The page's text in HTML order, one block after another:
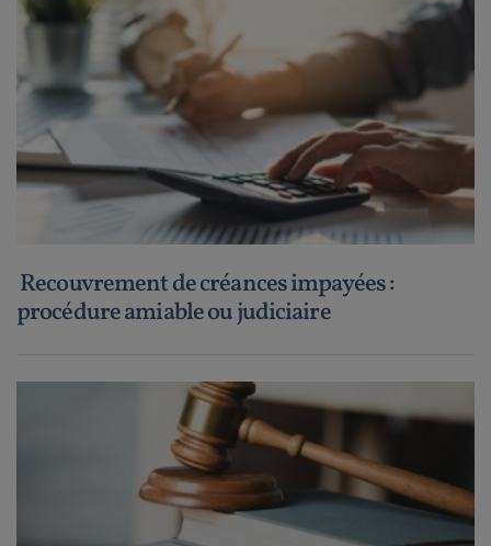
Recouvrement de créances impayées :
procédure amiable ou judiciaire